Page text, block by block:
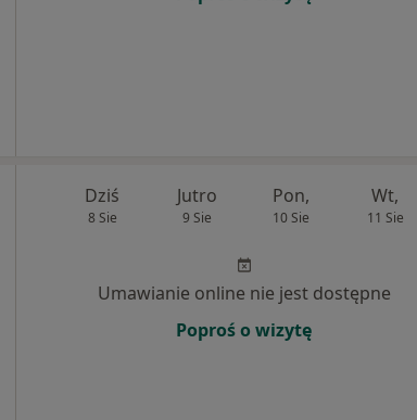
Dziś
8 Sie
Jutro
9 Sie
Pon,
10 Sie
Wt,
11 Sie
Umawianie online nie jest dostępne
Poproś o wizytę